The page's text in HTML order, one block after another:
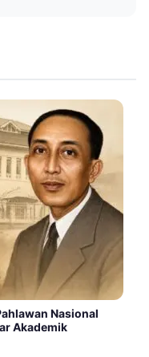
Nasional
Akademik